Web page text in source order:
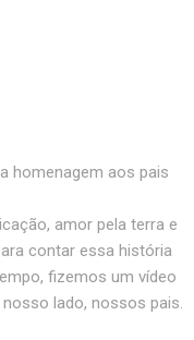
homenagem aos pais
amor pela terra e
contar essa história
fizemos um vídeo
lado, nossos pais.